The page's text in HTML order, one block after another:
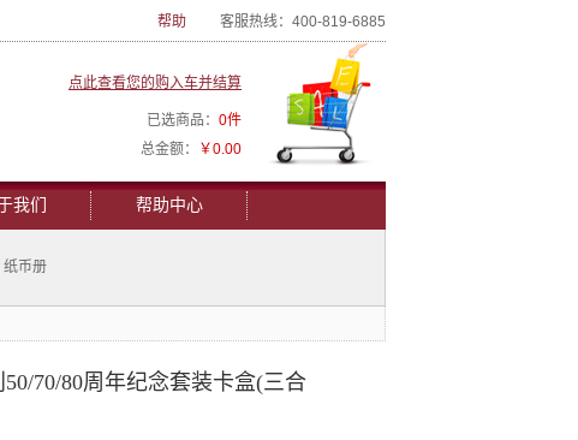
帮助 客服热线：400-819-6885
点此查看您的购入车并结算
已选商品： 0件
总金额：
￥0.00
我们 帮助中心
纸币册
70/80周年纪念套装卡盒(三合